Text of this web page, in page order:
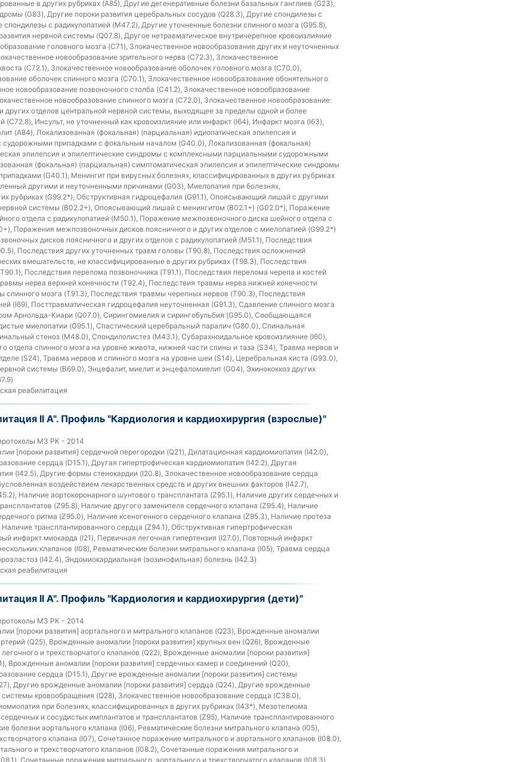
в других рубриках (A85), Другие дегенеративные болезни базальных ганглиев (G23),
(G83), Другие пороки развития церебральных сосудов (Q28.3), Другие спондилезы с
спондилезы с радикулопатией (M47.2), Другие уточненные болезни спинного мозга (G95.8),
нервной системы (Q07.8), Другое нетравматическое внутричерепное кровоизлияние
головного мозга (C71), Злокачественное новообразование других и неуточненных
новообразование зрительного нерва (C72.3), Злокачественное
(C72.1), Злокачественное новообразование оболочек головного мозга (C70.0),
оболочек спинного мозга (C70.1), Злокачественное новообразование обонятельного
новообразование позвоночного столба (C41.2), Злокачественное новообразование
новообразование спинного мозга (C72.0), Злокачественное новообразование:
других отделов центральной нервной системы, выходящее за пределы одной и более
(C72.8), Инсульт, не уточненный как кровоизлияние или инфаркт (I64), Инфаркт мозга (I63),
(A84), Локализованная (фокальная) (парциальная) идиопатическая эпилепсия и
судорожными припадками с фокальным началом (G40.0), Локализованная (фокальная)
эпилепсия и эпилептические синдромы с комплексными парциальными судорожными
(фокальная) (парциальная) симптоматическая эпилепсия и эпилептические синдромы
(G40.1), Менингит при вирусных болезнях, классифицированных в других рубриках
другими и неуточненными причинами (G03), Миелопатия при болезнях,
рубриках (G99.2*), Обструктивная гидроцефалия (G91.1), Опоясывающий лишай с другими
системы (B02.2+), Опоясывающий лишай с менингитом (B02.1+) (G02.0*), Поражение
отдела с радикулопатией (M50.1), Поражение межпозвоночного диска шейного отдела с
Поражения межпозвоночных дисков поясничного и других отделов с миелопатией (G99.2*)
дисков поясничного и других отделов с радикулопатией (M51.1), Последствия
Последствия других уточненных травм головы (T90.8), Последствия осложнений
вмешательств, не классифицированные в других рубриках (T98.3), Последствия
Последствия перелома позвоночника (T91.1), Последствия перелома черепа и костей
нерва верхней конечности (T92.4), Последствия травмы нерва нижней конечности
спинного мозга (T91.3), Последствия травмы черепных нервов (T90.3), Последствия
(I69), Посттравматическая гидроцефалия неуточненная (G91.3), Сдавление спинного мозга
Арнольда-Киари (Q07.0), Сирингомиелия и сирингобульбия (G95.0), Сообщающаяся
миелопатии (G95.1), Спастический церебральный паралич (G80.0), Спинальная
стеноз (M48.0), Спондилолистез (M43.1), Субарахноидальное кровоизлияние (I60),
отдела спинного мозга на уровне живота, нижней части спины и таза (S34), Травма нервов и
(S24), Травма нервов и спинного мозга на уровне шеи (S14), Церебральная киста (G93.0),
системы (B69.0), Энцефалит, миелит и энцефаломиелит (G04), Эхинококкоз других
реабилитация
II А". Профиль "Кардиология и кардиохирургия (взрослые)"
МЗ РК - 2014
[пороки развития] сердечной перегородки (Q21), Дилатационная кардиомиопатия (I42.0),
сердца (D15.1), Другая гипертрофическая кардиомиопатия (I42.2), Другая
(I42.5), Другие формы стенокардии (I20.8), Злокачественное новообразование сердца
воздействием лекарственных средств и других внешних факторов (I42.7),
Наличие аортокоронарного шунтового трансплантата (Z95.1), Наличие других сердечных и
(Z95.8), Наличие другого заменителя сердечного клапана (Z95.4), Наличие
ритма (Z95.0), Наличие ксеногенного сердечного клапана (Z95.3), Наличие протеза
трансплантированного сердца (Z94.1), Обструктивная гипертрофическая
инфаркт миокарда (I21), Первичная легочная гипертензия (I27.0), Повторный инфаркт
клапанов (I08), Ревматические болезни митрального клапана (I05), Травма сердца
(I42.4), Эндомиокардиальная (эозинофильная) болезнь (I42.3)
реабилитация
II А". Профиль "Кардиология и кардиохирургия (дети)"
МЗ РК - 2014
[пороки развития] аортального и митрального клапанов (Q23), Врожденные аномалии
(Q25), Врожденные аномалии [пороки развития] крупных вен (Q26), Врожденные
и трехстворчатого клапанов (Q22), Врожденные аномалии [пороки развития]
Врожденные аномалии [пороки развития] сердечных камер и соединений (Q20),
сердца (D15.1), Другие врожденные аномалии [пороки развития] системы
Другие врожденные аномалии [пороки развития] сердца (Q24), Другие врожденные
кровообращения (Q28), Злокачественное новообразование сердца (C38.0),
при болезнях, классифицированных в других рубриках (I43*), Мезотелиома
и сосудистых имплантатов и трансплантатов (Z95), Наличие трансплантированного
болезни аортального клапана (I06), Ревматические болезни митрального клапана (I05),
клапана (I07), Сочетанное поражение митрального и аортального клапанов (I08.0),
и трехстворчатого клапанов (I08.2), Сочетанные поражения митрального и
Сочетанные поражения митрального, аортального и трехстворчатого клапанов (I08.3),